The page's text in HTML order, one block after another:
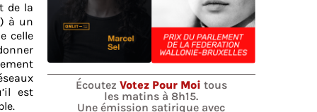
de la
à un
celle
est
Écoutez Votez Pour Moi tous
les matins à 8h15.
Une émission satirique avec